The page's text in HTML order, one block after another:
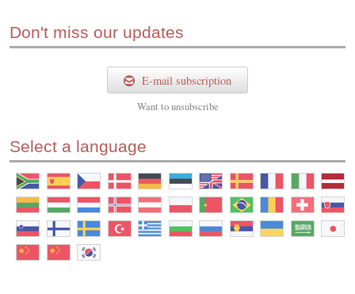
Don't miss our updates
E-mail subscription
Want tounsubscribe
Select a language